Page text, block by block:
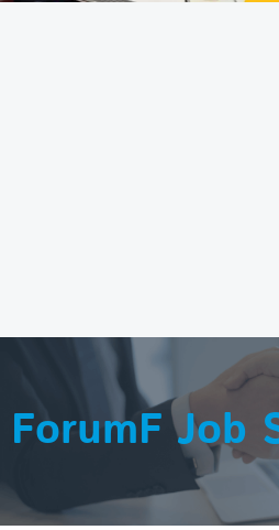
ForumF Job